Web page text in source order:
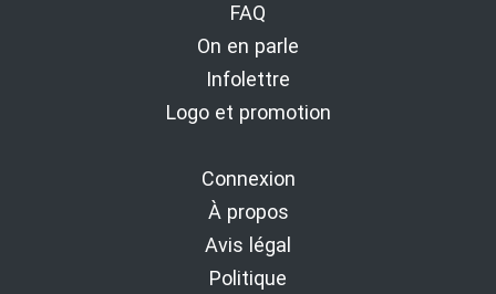
FAQ
On en parle
Infolettre
Logo et promotion
Connexion
À propos
Avis légal
Politique